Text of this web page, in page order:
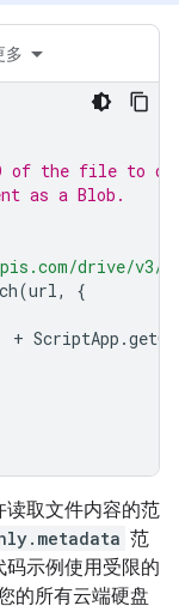
多
of the file to
as a Blob.
drive/
(url,
{
+ ScriptApp .
读取文件内容的范
范
示例使用受限的
的所有云端硬盘